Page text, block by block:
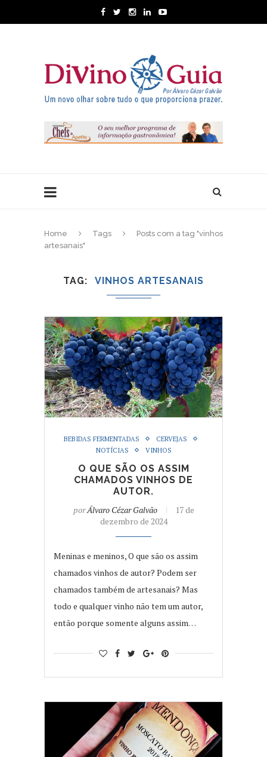
Home Tags
Posts com a tag "vinhos
artesanais"
TAG VINHOS ARTESANAIS
BEBIDAS FERMENTADAS
CERVEJAS
NOTÍCIAS
VINHOS
O QUE SÃO OS ASSIM
CHAMADOS VINHOS DE
AUTOR.
porÁlvaro Cézar Galvão
17 de
dezembro de 2024
Meninas e meninos, O que são os assim
chamados vinhos de autor? Podem ser
chamados também de artesanais? Mas
todo e qualquer vinho não tem um autor,
então porque somente alguns assim…